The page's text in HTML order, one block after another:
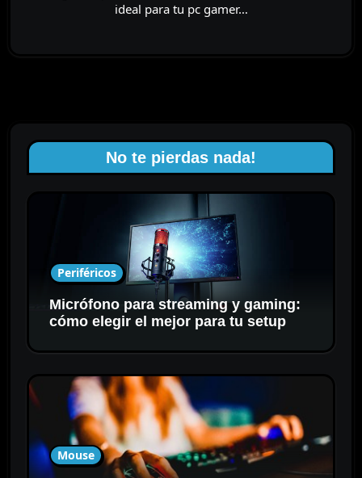
ideal para tu pc gamer…
No te pierdas nada!
Periféricos
Micrófono para streaming y gaming:
cómo elegir el mejor para tu setup
Mouse